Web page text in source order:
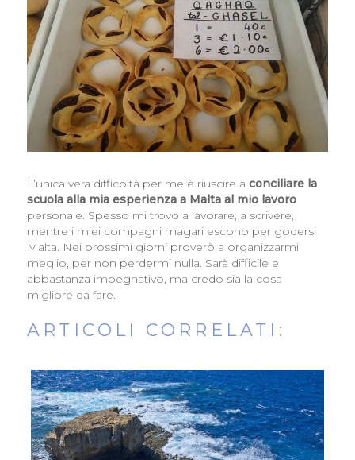
L’unica vera difficoltà per me è riuscire a conciliare la
scuola alla mia esperienza a Malta al mio lavoro
personale. Spesso mi trovo a lavorare, a scrivere,
mentre i miei compagni magari escono per godersi
Malta. Nei prossimi giorni proverò a organizzarmi
meglio, per non perdermi nulla. Sarà difficile e
abbastanza impegnativo, ma credo sia la cosa
migliore da fare.
ARTICOLI CORRELATI: